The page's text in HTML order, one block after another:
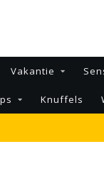
Vakantie
Knuffels